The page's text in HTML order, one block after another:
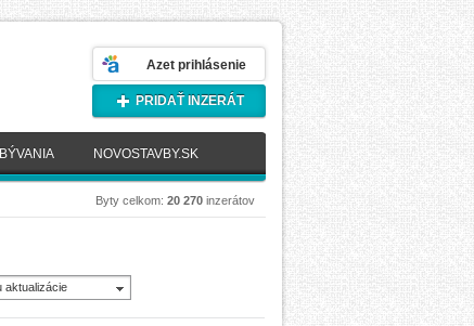
Azet prihlásenie
PRIDAŤ INZERÁT
NOVOSTAVBY.SK
Byty celkom: 20 270 inzerátov
aktualizácie